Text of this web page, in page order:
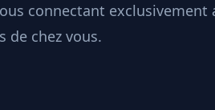
connectant exclusivement
de chez vous.